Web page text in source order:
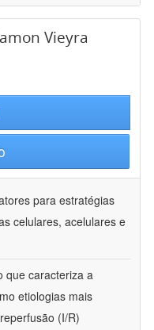
Vieyra
para estratégias
celulares, acelulares e
que caracteriza a
etiologias mais
(I/R)